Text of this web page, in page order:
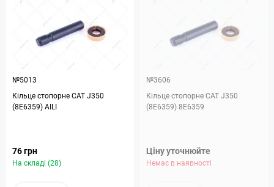
№5013
Кільце стопорне САТ J350
(8E6359) AILI
76 грн
На складі (28)
№3606
Кільце стопорне САТ J350
(8E6359) 8E6359
Ціну уточнюйте
Немає в наявності